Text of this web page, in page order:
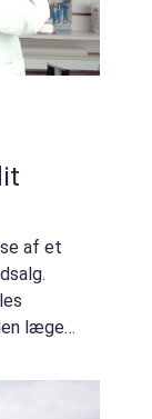
af et
læge